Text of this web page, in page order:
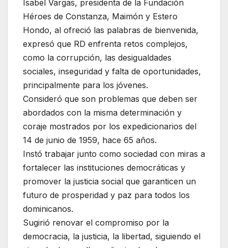
Isabel Vargas, presidenta de la Fundación
Héroes de Constanza, Maimón y Estero
Hondo, al ofreció las palabras de bienvenida,
expresó que RD enfrenta retos complejos,
como la corrupción, las desigualdades
sociales, inseguridad y falta de oportunidades,
principalmente para los jóvenes.
Consideró que son problemas que deben ser
abordados con la misma determinación y
coraje mostrados por los expedicionarios del
14 de junio de 1959, hace 65 años.
Instó trabajar junto como sociedad con miras a
fortalecer las instituciones democráticas y
promover la justicia social que garanticen un
futuro de prosperidad y paz para todos los
dominicanos.
Sugirió renovar el compromiso por la
democracia, la justicia, la libertad, siguiendo el